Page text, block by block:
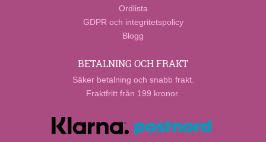
Ordlista
GDPR och integritetspolicy
Blogg
BETALNING OCH FRAKT
Säker betalning och snabb frakt.
Fraktfritt från 199 kronor.